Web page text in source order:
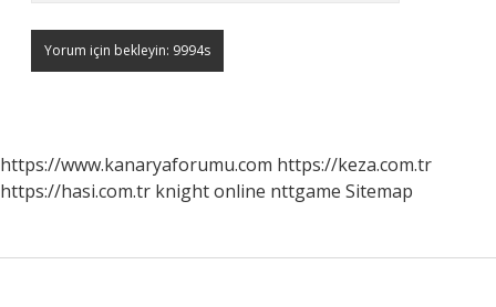
https://www.kanaryaforumu.com https://keza.com.tr
https://hasi.com.tr knight online nttgame Sitemap